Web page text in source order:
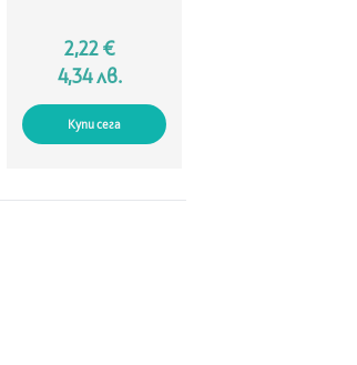
2,22 €
4,34 лв.
Купи сега